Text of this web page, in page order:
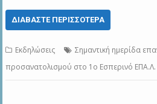
ΔΙΑΒΆΣΤΕ ΠΕΡΙΣΣΌΤΕΡΑ
Εκδηλώσεις
Σημαντική ημερίδα
προσανατολισμού στο 1ο Εσπερινό